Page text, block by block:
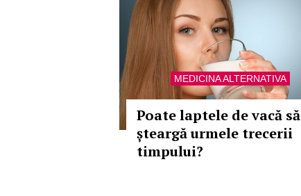
MEDICINA ALTERNATIVA
Poate laptele de vacă să
șteargă urmele trecerii
timpului?